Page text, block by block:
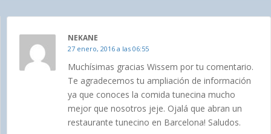
NEKANE
27 enero, 2016 a las 06:55
Muchísimas gracias Wissem por tu comentario.
Te agradecemos tu ampliación de información
ya que conoces la comida tunecina mucho
mejor que nosotros jeje. Ojalá que abran un
restaurante tunecino en Barcelona! Saludos.